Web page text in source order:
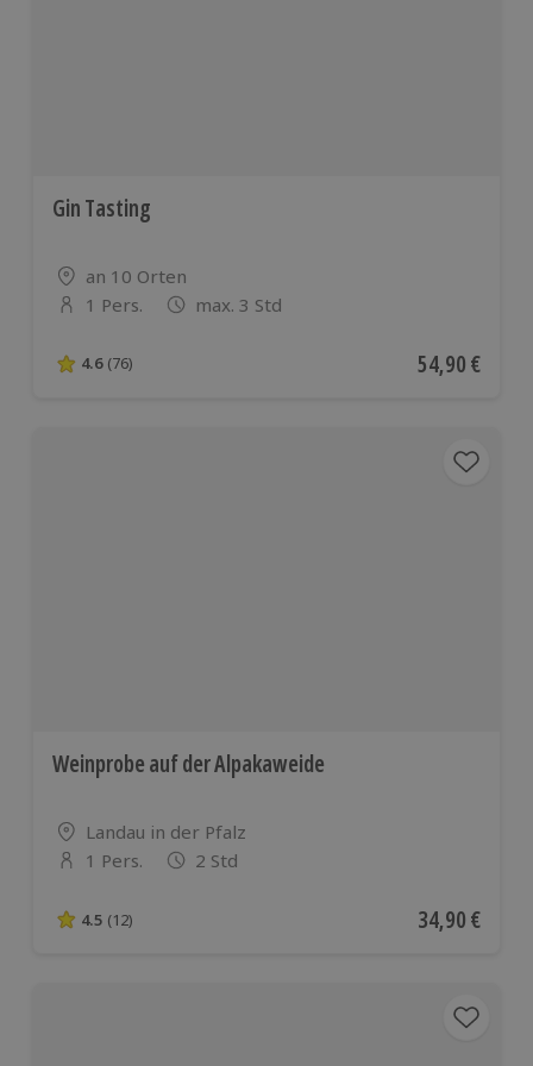
Gin Tasting
Standort
an 10 Orten
Anzahl der Teilnehmer
1 Pers. max. 3 Std
4.6 von 5 Sternen basierend auf 76 Bewertungen
4.6 (76) Aktueller
54,90 €
Weinprobe auf der Alpakaweide
Standort
Landau in der Pfalz
Anzahl der Teilnehmer
1 Pers. 2 Std
4.5 von 5 Sternen basierend auf 12 Bewertungen
4.5 (12) Aktueller
34,90 €